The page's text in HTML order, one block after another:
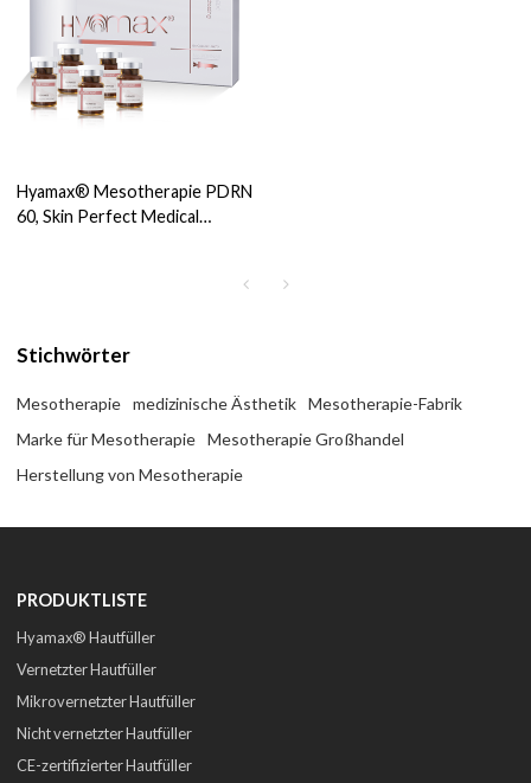
Hyamax® Mesotherapie PDRN
60, Skin Perfect Medical
Stichwörter
Mesotherapie medizinische Ästhetik
Mesotherapie-Fabrik
Marke für Mesotherapie
Mesotherapie Großhandel
Herstellung von Mesotherapie
PRODUKTLISTE
Hyamax® Hautfüller
Vernetzter Hautfüller
Mikrovernetzter Hautfüller
Nicht vernetzter Hautfüller
CE-zertifizierter Hautfüller